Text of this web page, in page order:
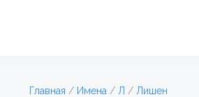
Главная / Имена / Л / Лишен